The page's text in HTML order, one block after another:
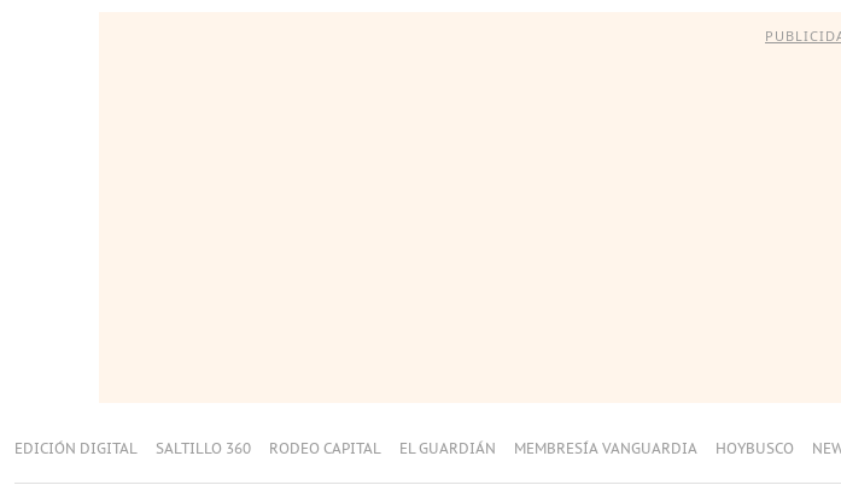
EDICIÓN DIGITAL SALTILLO 360 RODEO CAPITAL EL GUARDIÁN MEMBRESÍA VANGUARDIA HOYBUSCO